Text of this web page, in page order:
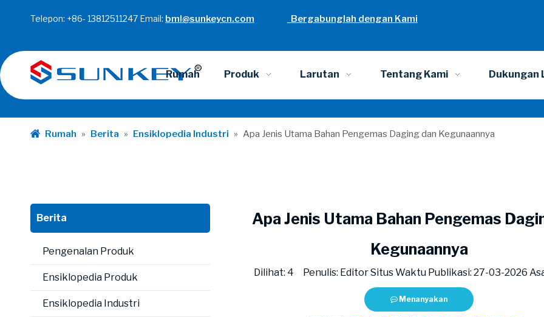
Telepon: +86- 13812511247 Email: bml@sunkeycn.com Bergabunglah dengan Kami
Rumah Produk Larutan Tentang Kami Dukungan
Rumah » Berita » Ensiklopedia Industri » Apa Jenis Utama Bahan Pengemas Daging dan Kegunaannya
Berita
Pengenalan Produk
Ensiklopedia Produk
Ensiklopedia Industri
Apa Jenis Utama Bahan Pengemas
Kegunaannya
Dilihat: 4 Penulis: Editor Situs Waktu Publikasi: 27-03-2026
Menanyakan